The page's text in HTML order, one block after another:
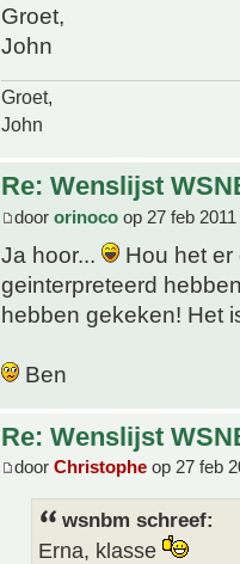
Groet,
John
Groet,
John
Re: Wenslijst
door orinoco op 27 feb
Ja hoor...
Hou het
geinterpreteerd
hebben gekeken! Het
Ben
Re: Wenslijst
door Christophe op 27 feb
wsnbm schreef:
Erna, klasse